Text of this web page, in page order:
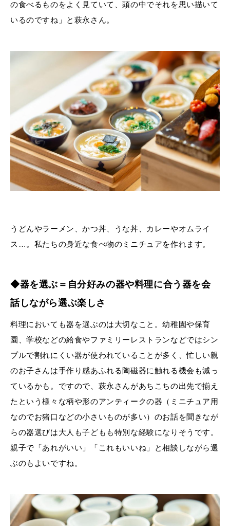
の食べるものをよく見ていて、頭の中でそれを思い描いて
いるのですね」と萩永さん。
うどんやラーメン、かつ丼、うな丼、カレーやオムライ
ス…。私たちの身近な食べ物のミニチュアを作れます。
◆器を選ぶ＝自分好みの器や料理に合う器を会
話しながら選ぶ楽しさ
料理においても器を選ぶのは大切なこと。幼稚園や保育
園、学校などの給食やファミリーレストランなどではシン
プルで割れにくい器が使われていることが多く、忙しい親
のお子さんは手作り感あふれる陶磁器に触れる機会も減っ
ているかも。ですので、萩永さんがあちこちの出先で揃え
たという様々な柄や形のアンティークの器（ミニチュア用
なのでお猪口などの小さいものが多い）のお話を聞きなが
らの器選びは大人も子どもも特別な経験になりそうです。
親子で「あれがいい」「これもいいね」と相談しながら選
ぶのもよいですね。